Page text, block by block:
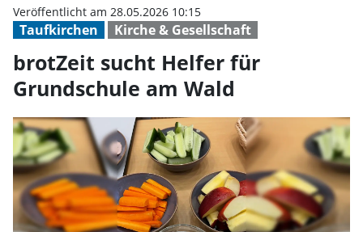
Taufkirchen Kirche & Gesellschaft
Veröffentlicht am 28.05.2026 10:15
brotZeit sucht Helfer für
Grundschule am Wald